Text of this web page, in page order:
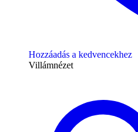
Hozzáadás a kedvencekhez
Villámnézet